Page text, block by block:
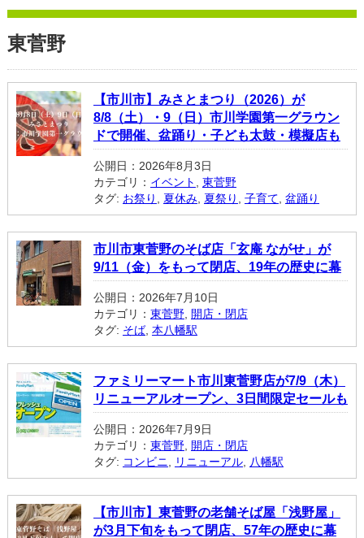
東菅野
【市川市】みさとまつり（2026）が
8/8（土）・9（日）市川学園第一グラウン
ドで開催、盆踊り・子ども太鼓・模擬店も
公開日：2026年8月3日
カテゴリ： イベント
東菅野
タグ: お祭り 夏休み, 夏祭り 子育て 盆踊り
市川市東菅野のそば店「玄庵 ながせ」が
9/11（金）をもって閉店、19年の歴史に幕
公開日：2026年7月10日
カテゴリ： 東菅野, 開店・閉店
タグ: そば, 本八幡駅
ファミリーマート市川東菅野店が7/9（木）
リニューアルオープン、3日間限定セールも
公開日：2026年7月9日
カテゴリ： 東菅野, 開店・閉店
タグ: コンビニ リニューアル, 八幡駅
【市川市】東菅野の老舗そば屋「浅野屋」
が3月下旬をもって閉店、57年の歴史に幕